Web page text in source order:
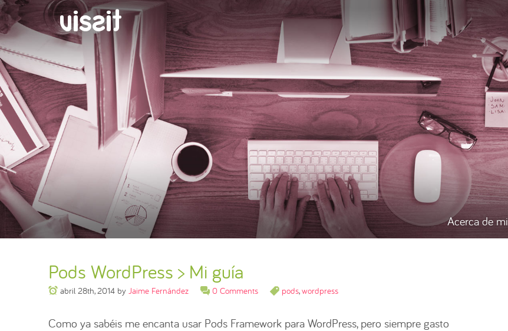
Acerca de mi
Pods WordPress > Mi guía
abril 28th, 2014 by Jaime Fernández 0 Comments pods,wordpress
Como ya sabéis me encanta usar Pods Framework para WordPress, pero siempre gasto